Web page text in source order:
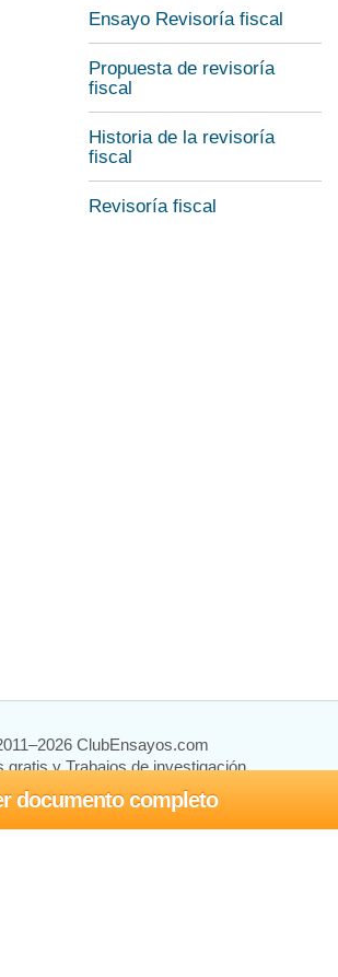
documento completo
Ensayo Revisoría fiscal
Propuesta de revisoría
fiscal
Historia de la revisoría
fiscal
Revisoría fiscal
ClubEnsayos.com
gratis y Trabajos de investigación